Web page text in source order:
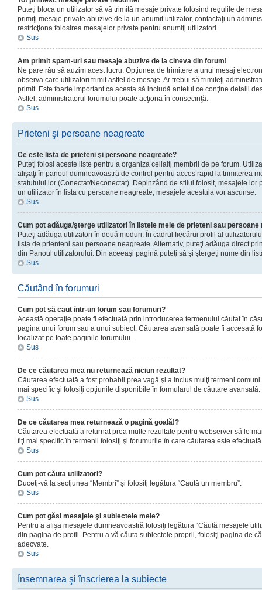
Puteţi bloca un utilizator să vă trimită mesaje private folosind regulile de
primiţi mesaje private abuzive de la un anumit utilizator, contactaţi un
restricţiona folosirea mesajelor private pentru anumiţi utilizatori.
Sus
Am primit spam-uri sau mesaje abuzive de la cineva din forum!
Ne pare rău să auzim acest lucru. Opţiunea de trimitere a unui mesaj
observa care utilizatori trimit astfel de mesaje. Ar trebui să trimiteţi
primit. Este foarte important ca acesta să includă antetul ce conţine detalii
Astfel, administratorul forumului poate acţiona în consecinţă.
Sus
Prieteni şi persoane neagreate
Ce este lista de prieteni şi persoane neagreate?
Puteţi folosi aceste liste pentru a organiza ceilalţi membrii de pe forum.
afişaţi în panoul dumneavoastră de control pentru acces rapid la trimiterea
statutului lor (Conectat/Neconectat). Depinzând de stilul folosit, mesajele lor
un utilizator în lista cu persoane neagreate, mesajele acestuia vor ascunse.
Sus
Cum pot adăuga/şterge utilizatori în listele mele de prieteni sau persoane
Puteţi adăuga utilizatori în două moduri. În cadrul fiecărui profil al
lista de prienteni sau persoane neagreate. Alternativ, puteţi adăuga direct
din Panoul utilizatorului. Din aceeaşi pagină puteţi să şi ştergeţi nume din
Sus
Căutând în forumuri
Cum pot să caut într-un forum sau forumuri?
Această operaţie poate fi efectuată prin introducerea termenului căutat în
pagina unui forum sau a unui subiect. Căutarea avansată poate fi accesată
localizat pe toate paginile forumului.
Sus
De ce căutarea mea nu returnează niciun rezultat?
Căutarea efectuată a fost probabil prea vagă şi a inclus mulţi termeni
mai specific şi folosiţi opţiunile disponibile în formularul de căutare avansată.
Sus
De ce căutarea mea returnează o pagină goală!?
Căutarea efectuată a returnat prea multe rezultate pentru webserver să le
fiţi mai specific în termenii folosiţi şi forumurile în care căutarea este
Sus
Cum pot căuta utilizatori?
Duceţi-vă la secţiunea “Membri” şi folosiţi legătura “Caută un membru”.
Sus
Cum pot găsi mesajele şi subiectele mele?
Pentru a afişa mesajele dumneavoastră folosiţi legătura “Căută mesajele
din pagina de profil. Pentru a vă căuta subiectele proprii, folosiţi pagina de
adecvate.
Sus
Însemnarea şi înscrierea la subiecte